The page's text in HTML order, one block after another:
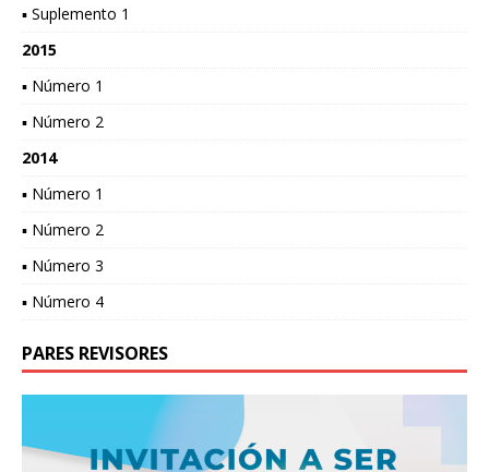
▪ Suplemento 1
2015
▪ Número 1
▪ Número 2
2014
▪ Número 1
▪ Número 2
▪ Número 3
▪ Número 4
PARES REVISORES